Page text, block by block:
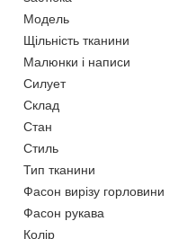
Модель
Щільність тканини
Малюнки і написи
Силует
Склад
Стан
Стиль
Тип тканини
Фасон вирізу горловини
Фасон рукава
Колір